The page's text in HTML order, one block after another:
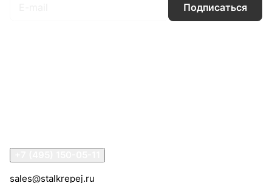
Подписаться
sales@stalkrepej.ru